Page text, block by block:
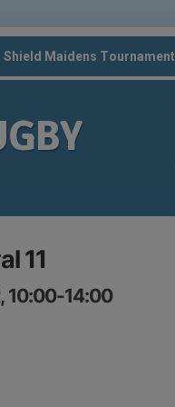
Shield Maidens Tournament
11
10:00-14:00